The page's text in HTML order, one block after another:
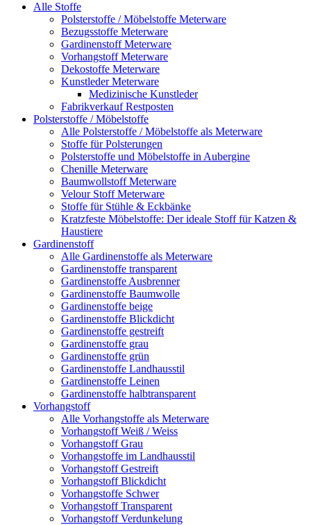
Alle Stoffe
Polsterstoffe / Möbelstoffe Meterware
Bezugsstoffe Meterware
Gardinenstoff Meterware
Vorhangstoff Meterware
Dekostoffe Meterware
Kunstleder Meterware
Medizinische Kunstleder
Fabrikverkauf Restposten
Polsterstoffe / Möbelstoffe
Alle Polsterstoffe / Möbelstoffe als Meterware
Stoffe für Polsterungen
Polsterstoffe und Möbelstoffe in Aubergine
Chenille Meterware
Baumwollstoff Meterware
Velour Stoff Meterware
Stoffe für Stühle & Eckbänke
Kratzfeste Möbelstoffe: Der ideale Stoff für Katzen &
Haustiere
Gardinenstoff
Alle Gardinenstoffe als Meterware
Gardinenstoffe transparent
Gardinenstoffe Ausbrenner
Gardinenstoffe Baumwolle
Gardinenstoffe beige
Gardinenstoffe Blickdicht
Gardinenstoffe gestreift
Gardinenstoffe grau
Gardinenstoffe grün
Gardinenstoffe Landhausstil
Gardinenstoffe Leinen
Gardinenstoffe halbtransparent
Vorhangstoff
Alle Vorhangstoffe als Meterware
Vorhangstoff Weiß / Weiss
Vorhangstoff Grau
Vorhangstoffe im Landhausstil
Vorhangstoff Gestreift
Vorhangstoff Blickdicht
Vorhangstoffe Schwer
Vorhangstoff Transparent
Vorhangstoff Verdunkelung